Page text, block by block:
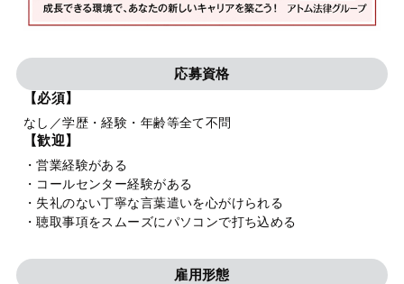
応募資格
【必須】
なし／学歴・経験・年齢等全て不問
【歓迎】
・営業経験がある
・コールセンター経験がある
・失礼のない丁寧な言葉遣いを心がけられる
・聴取事項をスムーズにパソコンで打ち込める
雇用形態